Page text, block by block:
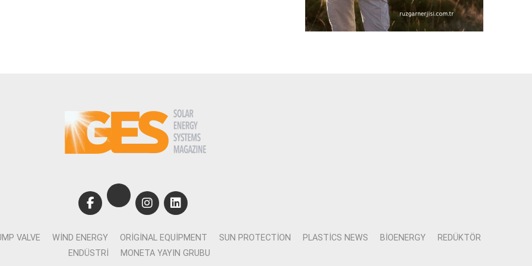
VALVE WIND ENERGY ORIGINAL EQUIPMENT SUN PROTECTION PLASTICS NEWS BIOENERGY
REDÜKTÖR
ENDÜSTRI
MONETA YAYIN GRUBU